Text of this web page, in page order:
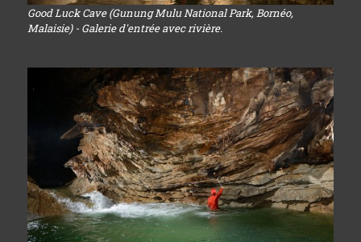
Good Luck Cave (Gunung Mulu National Park, Bornéo,
Malaisie) - Galerie d'entrée avec rivière.